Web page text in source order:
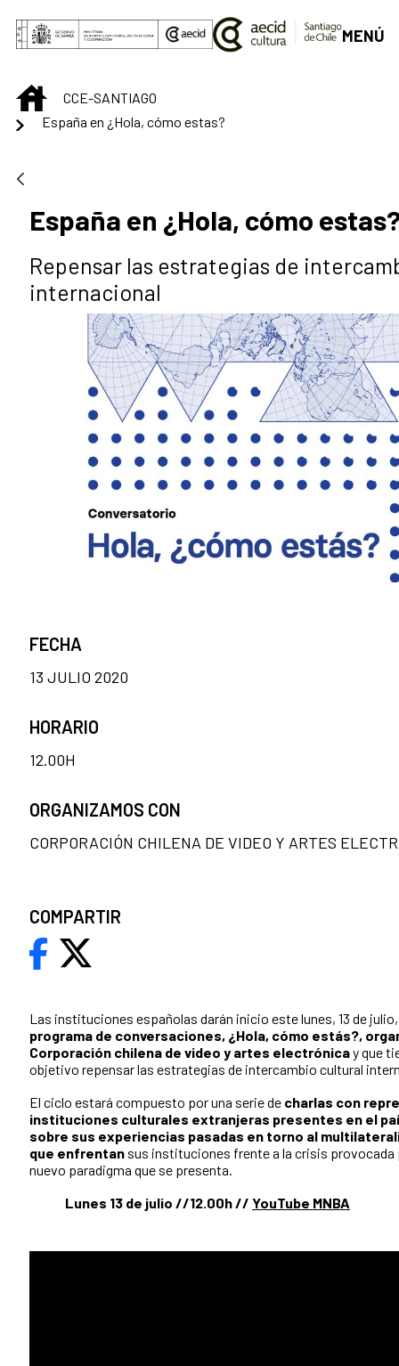
Saltar al contenido principal
MENÚ
INICIOCCE-SANTIAGO
España en ¿Hola, cómo estas?
España en ¿Hola, cómo
Repensar las estrategias de
internacional
Las instituciones españolas darán inicio este lunes, 13 de julio,
programa de conversaciones, ¿Hola, cómo estás?,
Corporación chilena de video y artes electrónicay que
objetivo repensar las estrategias de intercambio cultural
El ciclo estará compuesto por una serie de charlas con
instituciones culturales extranjeras presentes en el
sobre sus experiencias pasadas en torno al
que enfrentan sus instituciones frente a la crisis provocada
nuevo paradigma que se presenta.
Lunes 13 de julio //12.00h // YouTube MNBA
FECHA
13 JULIO 2020
HORARIO
12.00H
ORGANIZAMOS CON
CORPORACIÓN CHILENA DE VIDEO Y ARTES
COMPARTIR